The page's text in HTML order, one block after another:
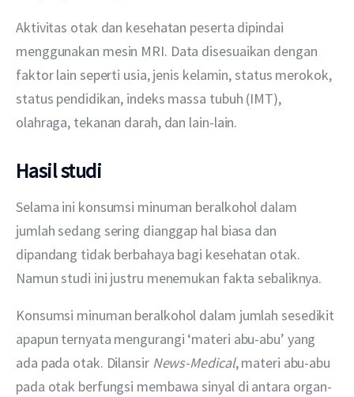
Aktivitas otak dan kesehatan peserta dipindai
menggunakan mesin MRI. Data disesuaikan dengan
faktor lain seperti usia, jenis kelamin, status merokok,
status pendidikan, indeks massa tubuh (IMT),
olahraga, tekanan darah, dan lain-lain.
Hasil studi
Selama ini konsumsi minuman beralkohol dalam
jumlah sedang sering dianggap hal biasa dan
dipandang tidak berbahaya bagi kesehatan otak.
Namun studi ini justru menemukan fakta sebaliknya.
Konsumsi minuman beralkohol dalam jumlah sesedikit
apapun ternyata mengurangi ‘materi abu-abu’ yang
ada pada otak. Dilansir News-Medical, materi abu-abu
pada otak berfungsi membawa sinyal di antara organ-